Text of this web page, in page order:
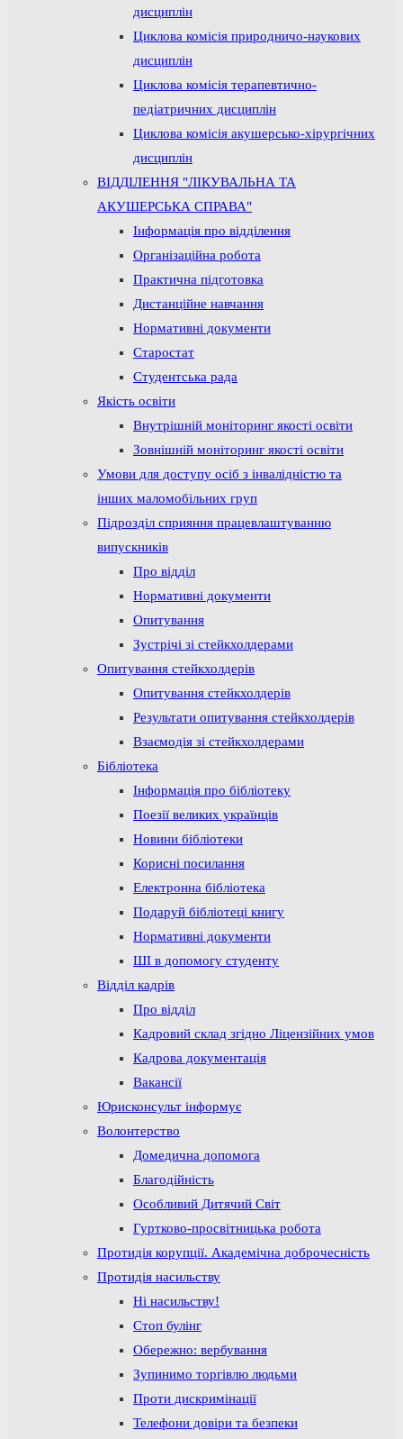
дисциплін
Циклова комісія природничо-наукових
дисциплін
Циклова комісія терапевтично-
педіатричних дисциплін
Циклова комісія акушерсько-хірургічних
дисциплін
ВІДДІЛЕННЯ "ЛІКУВАЛЬНА ТА
АКУШЕРСЬКА СПРАВА"
Інформація про відділення
Організаційна робота
Практична підготовка
Дистанційне навчання
Нормативні документи
Старостат
Студентська рада
Якість освіти
Внутрішній моніторинг якості освіти
Зовнішній моніторинг якості освіти
Умови для доступу осіб з інвалідністю та
інших маломобільних груп
Підрозділ сприяння працевлаштуванню
випускників
Про відділ
Нормативні документи
Опитування
Зустрічі зі стейкхолдерами
Опитування стейкхолдерів
Опитування стейкхолдерів
Результати опитування стейкхолдерів
Взаємодія зі стейкхолдерами
Бібліотека
Інформація про бібліотеку
Поезії великих українців
Новини бібліотеки
Корисні посилання
Електронна бібліотека
Подаруй бібліотеці книгу
Нормативні документи
ШІ в допомогу студенту
Відділ кадрів
Про відділ
Кадровий склад згідно Ліцензійних умов
Кадрова документація
Вакансії
Юрисконсульт інформує
Волонтерство
Домедична допомога
Благодійність
Особливий Дитячий Світ
Гуртково-просвітницька робота
Протидія корупції. Академічна доброчесність
Протидія насильству
Ні насильству!
Стоп булінг
Обережно: вербування
Зупинимо торгівлю людьми
Проти дискримінації
Телефони довіри та безпеки